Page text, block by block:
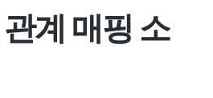
계 매핑 소